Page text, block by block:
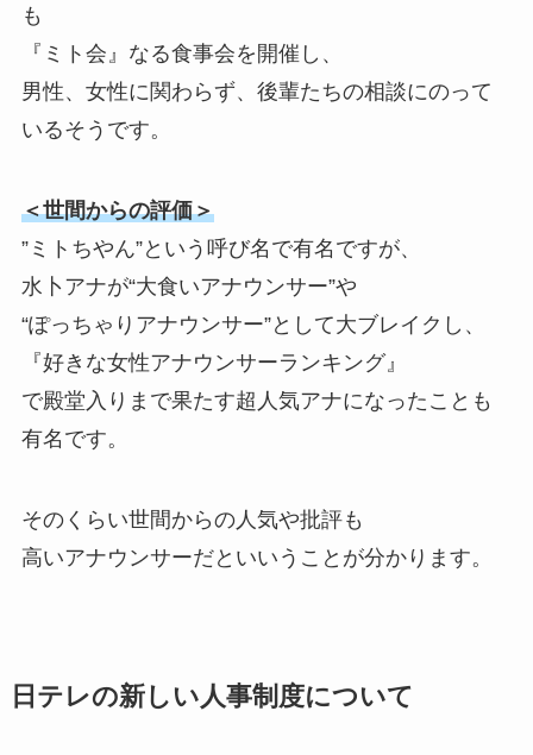
も
『ミト会』なる食事会を開催し、
男性、女性に関わらず、後輩たちの相談にのって
いるそうです。
＜世間からの評価＞
”ミトちやん”という呼び名で有名ですが、
水卜アナが“大食いアナウンサー”や
“ぽっちゃりアナウンサー”として大ブレイクし、
『好きな女性アナウンサーランキング』
で殿堂入りまで果たす超人気アナになったことも
有名です。
そのくらい世間からの人気や批評も
高いアナウンサーだといいうことが分かります。
日テレの新しい人事制度について